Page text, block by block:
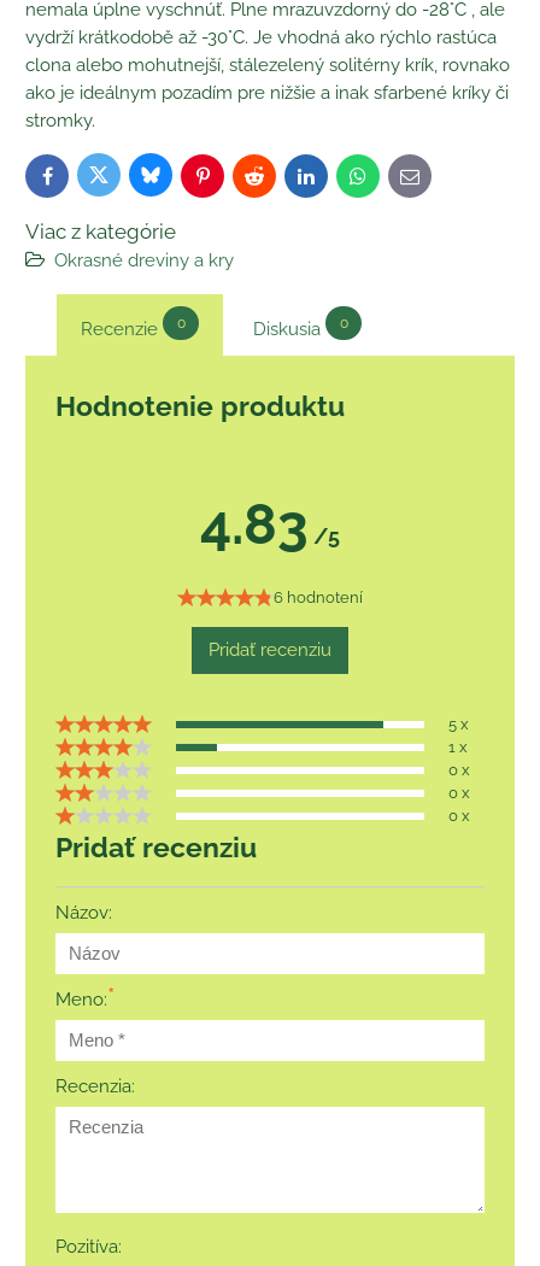
nemala úplne vyschnúť. Plne mrazuvzdorný do -28°C , ale
vydrží krátkodobě až -30°C. Je vhodná ako rýchlo rastúca
clona alebo mohutnejší, stálezelený solitérny krík, rovnako
ako je ideálnym pozadím pre nižšie a inak sfarbené kríky či
stromky.
FacebookTwitterBlueskyPinterestReddit LinkedInWhatsApp
E-
mail
Viac z kategórie
Okrasné dreviny a kry
Recenzie 0 Diskusia 0
Hodnotenie produktu
4.83 /5
6 hodnotení
Pridať recenziu
5 x
1 x
0 x
0 x
0 x
Pridať recenziu
Názov:
Meno:*
Recenzia:
Pozitíva: